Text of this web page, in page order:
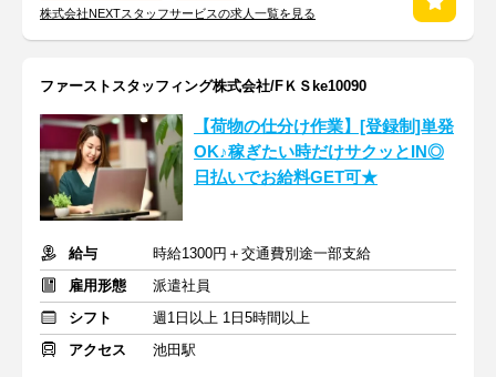
株式会社NEXTスタッフサービスの求人一覧を見る
ファーストスタッフィング株式会社/FＫＳke10090
【荷物の仕分け作業】[登録制]単発
OK♪稼ぎたい時だけサクッとIN◎
日払いでお給料GET可★
給与
時給1300円＋交通費別途一部支給
雇用形態
派遣社員
シフト
週1日以上 1日5時間以上
アクセス
池田駅